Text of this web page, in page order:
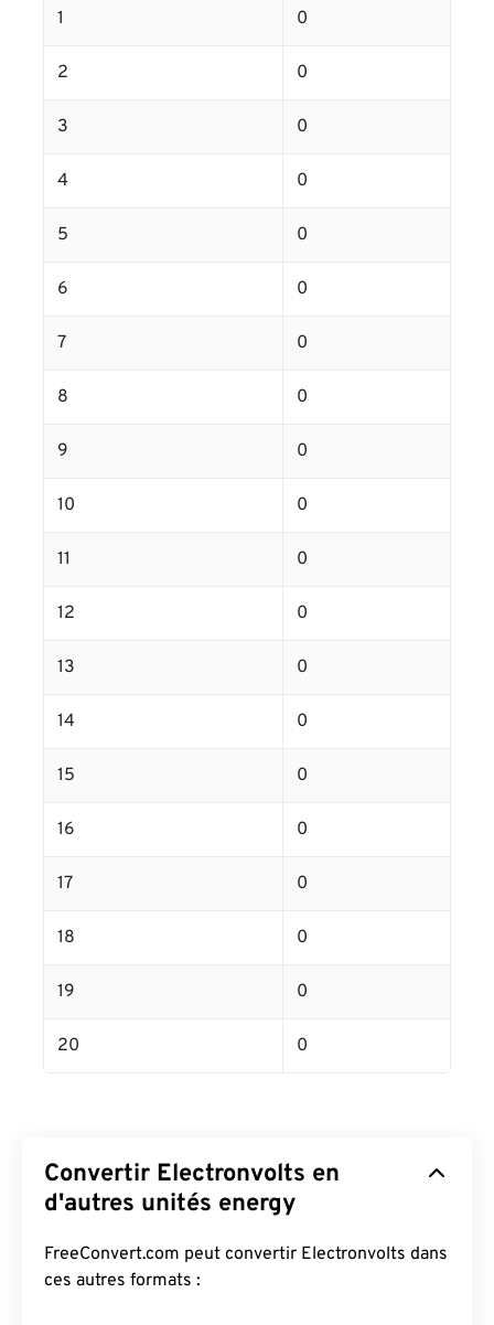
1 0
2 0
3 0
4 0
5 0
6 0
7 0
8 0
9 0
10 0
11 0
12 0
13 0
14 0
15 0
16 0
17 0
18 0
19 0
20 0
Convertir Electronvolts en
d'autres unités energy
FreeConvert.com peut convertir Electronvolts dans
ces autres formats :